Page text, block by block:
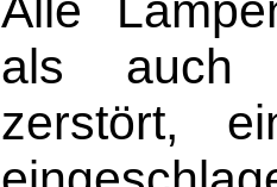
als auch
zerstört,